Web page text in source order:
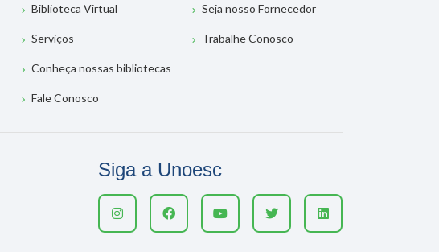
Biblioteca Virtual
Serviços
Conheça nossas bibliotecas
Fale Conosco
Seja nosso Fornecedor
Trabalhe Conosco
Siga a Unoesc